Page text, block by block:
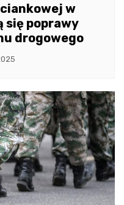
w
się poprawy
drogowego